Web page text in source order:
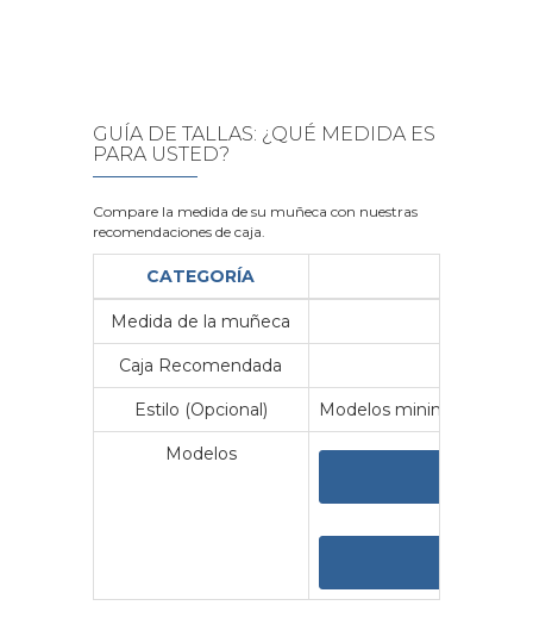
GUÍA DE TALLAS: ¿QUÉ MEDIDA ES
PARA USTED?
Compare la medida de su muñeca con nuestras
recomendaciones de caja.
CATEGORÍA
Medida de la muñeca
Caja Recomendada
Estilo (Opcional) Modelos minimalistas y
Modelos